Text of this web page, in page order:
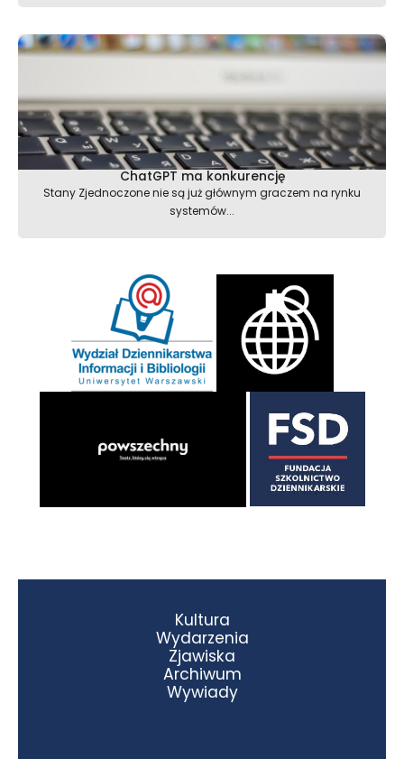
ChatGPT ma konkurencję
Stany Zjednoczone nie są już głównym graczem na rynku
systemów...
Kultura
Wydarzenia
Zjawiska
Archiwum
Wywiady